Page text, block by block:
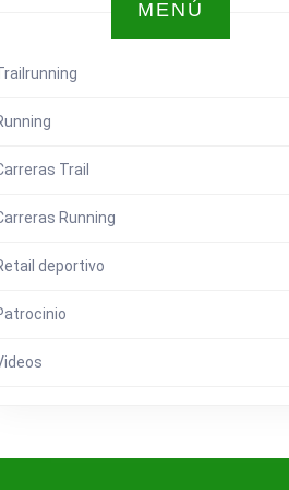
MENÚ
Trail
Running
deportivo